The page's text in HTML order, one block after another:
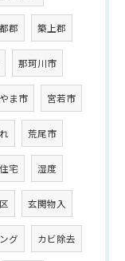
郡 築上郡
那珂川市
ま市 宮若市
荒尾市
宅 湿度
玄関物入
グ カビ除去